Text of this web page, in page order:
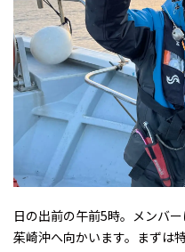
日の出前の午前5時。メンバ
茱崎沖へ向かいます。まずは